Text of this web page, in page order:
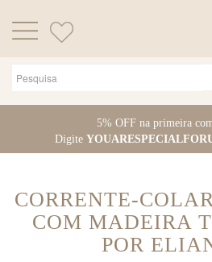
Pular para o conteúdo5% OFF na primeira
Digite
CORRENTE-
COM MADEIRA
POR